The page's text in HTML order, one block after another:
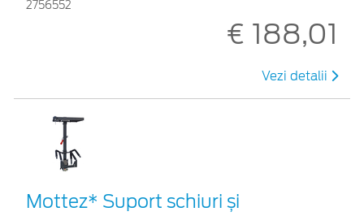
2756552
€ 188,01
Vezi detalii
Mottez* Suport schiuri și